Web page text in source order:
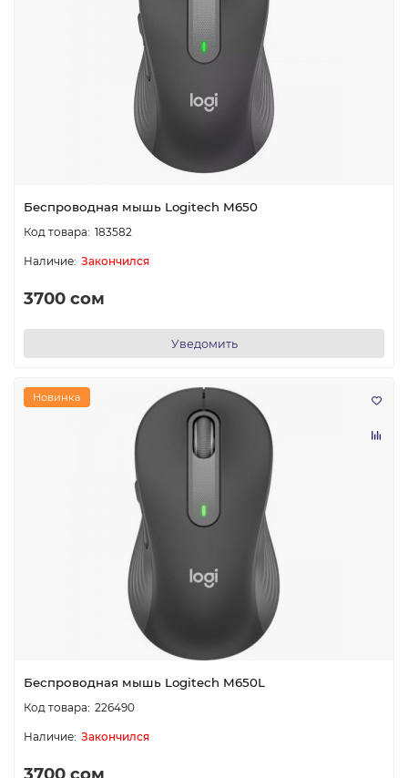
Беспроводная мышь Logitech M650
183582
Закончился
3700 сом
Уведомить
Новинка
Беспроводная мышь Logitech M650L
226490
Закончился